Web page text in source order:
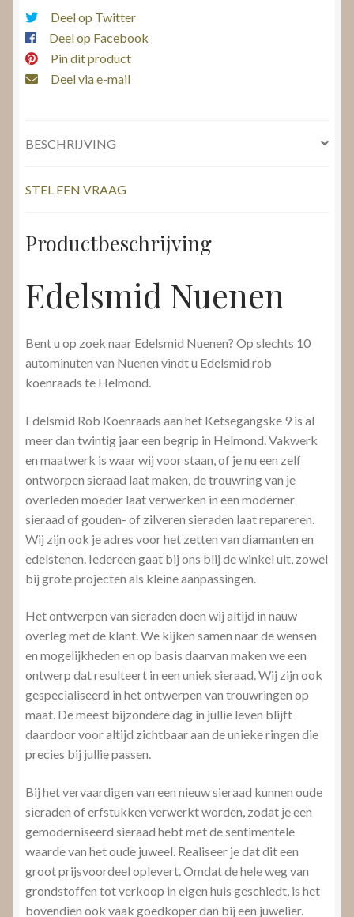
Deel op Twitter
Deel op Facebook
Pin dit product
Deel via e-mail
BESCHRIJVING
STEL EEN VRAAG
Productbeschrijving
Edelsmid Nuenen
Bent u op zoek naar Edelsmid Nuenen? Op slechts 10
autominuten van Nuenen vindt u Edelsmid rob
koenraads te Helmond.
Edelsmid Rob Koenraads aan het Ketsegangske 9 is al
meer dan twintig jaar een begrip in Helmond. Vakwerk
en maatwerk is waar wij voor staan, of je nu een zelf
ontworpen sieraad laat maken, de trouwring van je
overleden moeder laat verwerken in een moderner
sieraad of gouden- of zilveren sieraden laat repareren.
Wij zijn ook je adres voor het zetten van diamanten en
edelstenen. Iedereen gaat bij ons blij de winkel uit, zowel
bij grote projecten als kleine aanpassingen.
Het ontwerpen van sieraden doen wij altijd in nauw
overleg met de klant. We kijken samen naar de wensen
en mogelijkheden en op basis daarvan maken we een
ontwerp dat resulteert in een uniek sieraad. Wij zijn ook
gespecialiseerd in het ontwerpen van trouwringen op
maat. De meest bijzondere dag in jullie leven blijft
daardoor voor altijd zichtbaar aan de unieke ringen die
precies bij jullie passen.
Bij het vervaardigen van een nieuw sieraad kunnen oude
sieraden of erfstukken verwerkt worden, zodat je een
gemoderniseerd sieraad hebt met de sentimentele
waarde van het oude juweel. Realiseer je dat dit een
groot prijsvoordeel oplevert. Omdat de hele weg van
grondstoffen tot verkoop in eigen huis geschiedt, is het
bovendien ook vaak goedkoper dan bij een juwelier.